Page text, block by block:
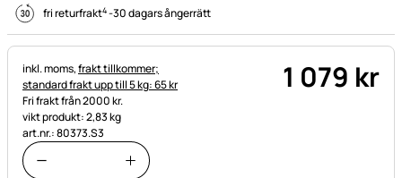
fri returfrakt4-30 dagars ångerrätt
Skatteinformation:
inkl. moms,frakt tillkommer;
standard frakt upp till 5 kg: 65 kr
Fri frakt från 2000 kr.
vikt produkt: 2,83 kg
art.nr.: 80373.S3
1 079 kr